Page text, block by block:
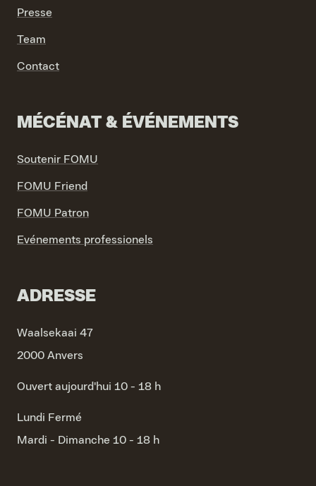
Presse
Team
Contact
MÉCÉNAT & ÉVÉNEMENTS
Soutenir FOMU
FOMU Friend
FOMU Patron
Evénements professionels
ADRESSE
Waalsekaai 47
2000 Anvers
Ouvert aujourd'hui 10 - 18 h
Lundi Fermé
Mardi - Dimanche 10 - 18 h